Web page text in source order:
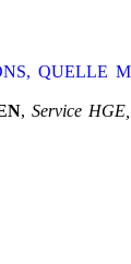
QUELLE
, Service